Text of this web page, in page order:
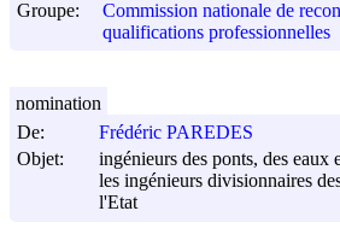
Groupe:
Commission nationale de
qualifications professionnelles
De:
Frédéric PAREDES
Objet:
ingénieurs des ponts, des eaux
les ingénieurs divisionnaires
l'Etat
nomination